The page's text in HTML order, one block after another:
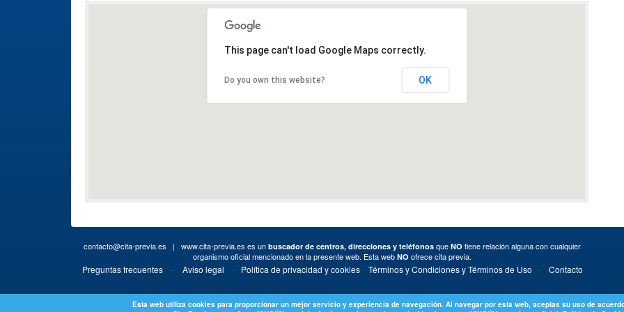
Esta web utiliza cookies para proporcionar un mejor servicio y experiencia de navegación. Al navegar por esta web, aceptas su uso de
This page can't load Google Maps correctly.
Do you own this website? OK
contacto@cita-previa.es | www.cita-previa.es es un buscador de centros, direcciones y teléfonos que NO tiene relación alguna con cualquier
organismo oficial mencionado en la presente web. Esta web NO ofrece cita previa.
Preguntas frecuentes· Aviso legal · Política de privacidad y cookies· Términos y Condiciones y Términos de Uso · Contacto